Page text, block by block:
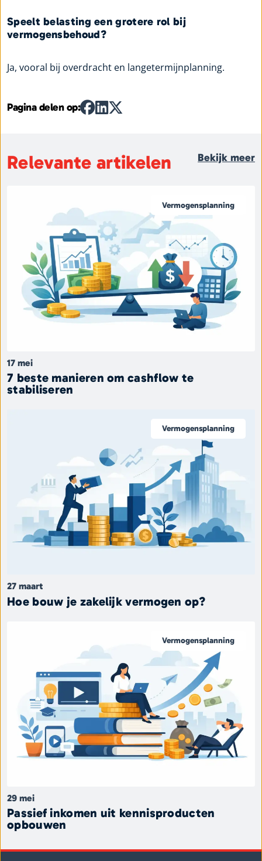
Speelt belasting een grotere rol bij
vermogensbehoud?
Ja, vooral bij overdracht en langetermijnplanning.
Pagina delen op:
Relevante artikelen Bekijk meer
Vermogensplanning
17 mei
7 beste manieren om cashflow te
stabiliseren
Vermogensplanning
27 maart
Hoe bouw je zakelijk vermogen op?
Vermogensplanning
29 mei
Passief inkomen uit kennisproducten
opbouwen